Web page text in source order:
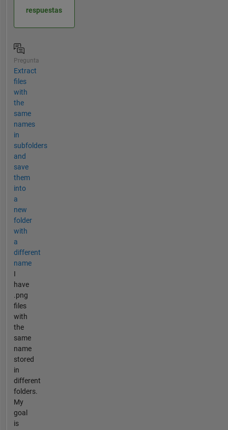
respuestas
Pregunta
Extract
files
with
the
same
names
in
subfolders
and
save
them
into
a
new
folder
with
a
different
name
I
have
.png
files
with
the
same
name
stored
in
different
folders.
My
goal
is